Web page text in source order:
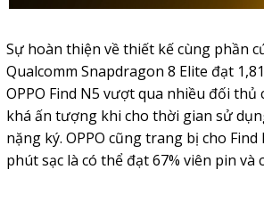
Sự hoàn thiện về thiết kế cùng phần
Qualcomm Snapdragon 8 Elite đạt
OPPO Find N5 vượt qua nhiều đối thủ
khá ấn tượng khi cho thời gian sử
nặng ký. OPPO cũng trang bị cho
phút sạc là có thể đạt 67% viên pin và